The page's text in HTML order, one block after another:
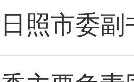
照市委